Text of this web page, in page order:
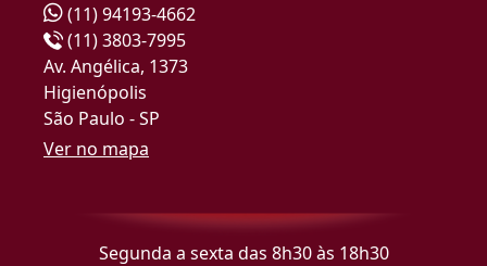
(11) 94193-4662
(11) 3803-7995
Av. Angélica, 1373
Higienópolis
São Paulo - SP
Ver no mapa
Segunda a sexta das 8h30 às 18h30